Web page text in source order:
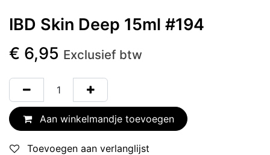
IBD Skin Deep 15ml #194
€ 6,95 Exclusief btw
Aan winkelmandje toevoegen
Toevoegen aan verlanglijst